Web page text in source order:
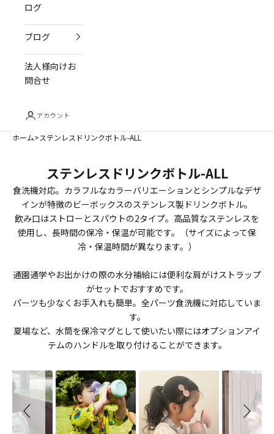
ログ
ブログ
法人様向けお
問合せ
アカウント
ホーム ステンレスドリンクボトル-ALL
ステンレスドリンクボトル-ALL
食洗機対応。カラフルなカラーバリエーションとシンプルなデザ
インが特徴のビーボックスのステンレス製ドリンクボトル。
飲み口はストローとスパウトの2タイプ。高品質なステンレスを
使用し、長時間の保冷・保温が可能です。（サイズによって保
冷・保温時間が異なります。）
通園通学やお出かけの際の水分補給には便利な肩がけストラップ
がセットでおすすめです。
パーツも少なくお手入れも簡単。全パーツ食洗機に対応していま
す。
夏場など、水筒を保冷マグとして使いたい際にはオプションアイ
テムのハンドルを取り付けることができます。
Slideshow
Slide controls